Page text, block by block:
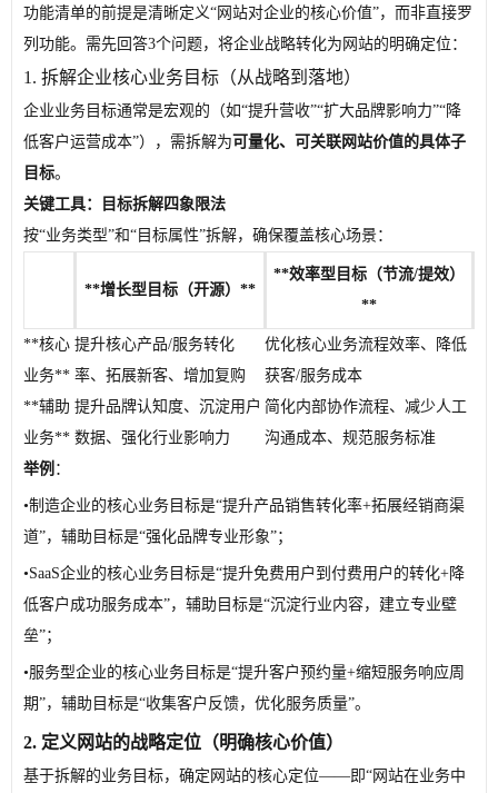
功能清单的前提是清晰定义“网站对企业的核心价值”，而非直接罗
列功能。需先回答3个问题，将企业战略转化为网站的明确定位：
1. 拆解企业核心业务目标（从战略到落地）
企业业务目标通常是宏观的（如“提升营收”“扩大品牌影响力”“降
低客户运营成本”），需拆解为 可量化、可关联网站价值的具体子
目标。
关键工具：目标拆解四象限法
按“业务类型”和“目标属性”拆解，确保覆盖核心场景：
**增长型目标（开源）**
**效率型目标（节流/提效）
**
**核心
业务**
提升核心产品/服务转化
率、拓展新客、增加复购
优化核心业务流程效率、降低
获客/服务成本
**辅助
业务**
提升品牌认知度、沉淀用户
数据、强化行业影响力
简化内部协作流程、减少人工
沟通成本、规范服务标准
举例 ：
•制造企业的核心业务目标是“提升产品销售转化率+拓展经销商渠
道”，辅助目标是“强化品牌专业形象”；
•SaaS企业的核心业务目标是“提升免费用户到付费用户的转化+降
低客户成功服务成本”，辅助目标是“沉淀行业内容，建立专业壁
垒”；
•服务型企业的核心业务目标是“提升客户预约量+缩短服务响应周
期”，辅助目标是“收集客户反馈，优化服务质量”。
2. 定义网站的战略定位（明确核心价值）
基于拆解的业务目标，确定网站的核心定位——即“网站在业务中